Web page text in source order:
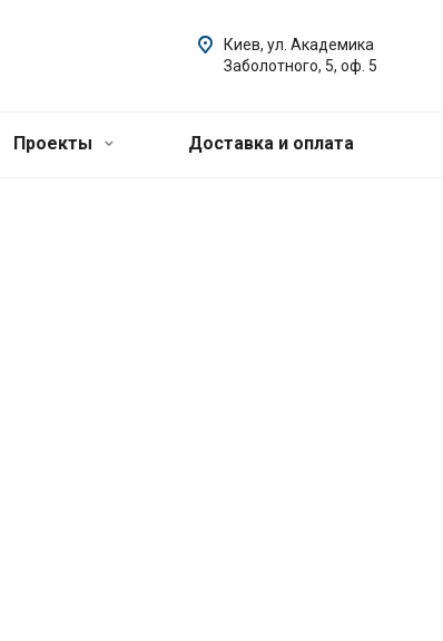
Киев, ул. Академика
Заболотного, 5, оф. 5
Проекты Доставка и оплата